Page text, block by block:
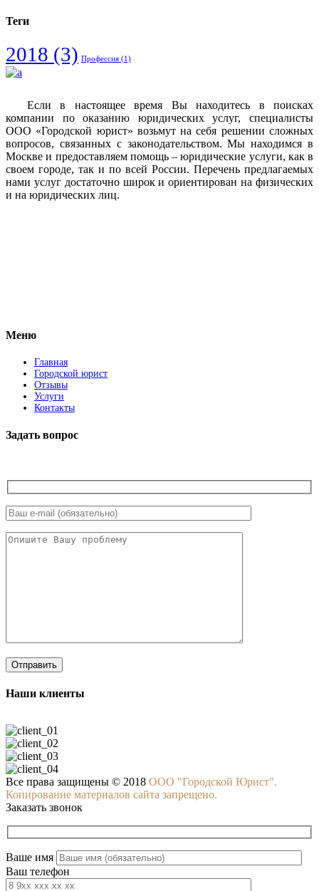
Теги
2018 (3) Профессия (1)
Если в настоящее время Вы находитесь в поисках
компании по оказанию юридических услуг, специалисты
ООО «Городской юрист» возьмут на себя решении сложных
вопросов, связанных с законодательством. Мы находимся в
Москве и предоставляем помощь – юридические услуги, как в
своем городе, так и по всей России. Перечень предлагаемых
нами услуг достаточно широк и ориентирован на физических
и на юридических лиц.
Меню
Главная
Городской юрист
Отзывы
Услуги
Контакты
Задать вопрос
Наши клиенты
Все права защищены © 2018 ООО "Городской Юрист".
Копирование материалов сайта запрещено.
Заказать звонок
Ваше имя
Ваш телефон